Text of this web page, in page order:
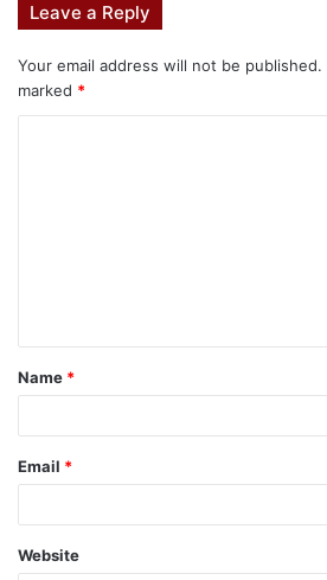
Leave a Reply
Your email address will not be published.
marked *
Name *
Email *
Website